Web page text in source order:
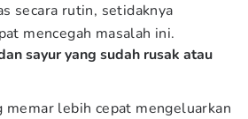
secara rutin, setidaknya
mencegah masalah ini.
sayur yang sudah rusak atau
memar lebih cepat mengeluarkan